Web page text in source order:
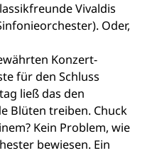
Vivaldis
Oder,
Konzert-
für den Schluss
ließ das den
Blüten treiben. Chuck
Kein Problem, wie
bewiesen. Ein